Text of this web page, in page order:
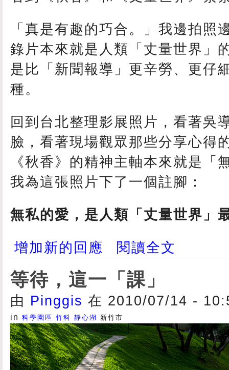
「真是有趣的巧合。」我邊拍照
錄片本來就是人類「丈量世界」
是比「新聞報導」更辛勞、更仔
種。
回到台北整理影展照片，看著吳
臉，看著現場觀眾那些分享心得
《秋香》的精神主軸本來就是「
我為這張照片下了一個註腳：
無私的愛，是人類「丈量世界」
增加新的回應 閱讀全文
等待，這一「課」
由 Pinggis 在 2010/07/14 -
in 科學園區 竹科 靜心湖 新竹市